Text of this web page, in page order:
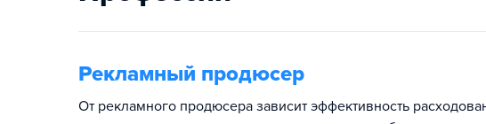
Рекламный продюсер
От рекламного продюсера зависит эффективность